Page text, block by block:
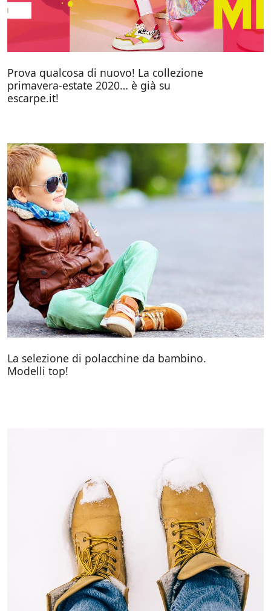
Prova qualcosa di nuovo! La collezione
primavera-estate 2020… è già su
escarpe.it!
La selezione di polacchine da bambino.
Modelli top!